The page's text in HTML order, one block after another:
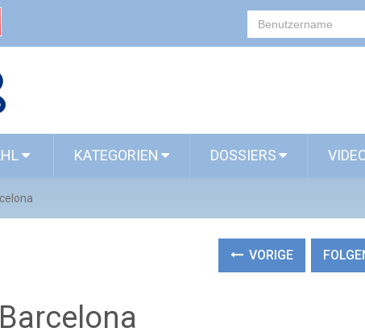
KATEGORIEN DOSSIERS
VORIGE